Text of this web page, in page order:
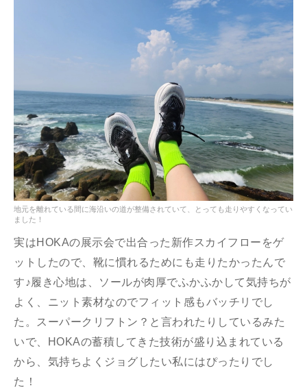
地元を離れている間に海沿いの道が整備されていて、とっても走りやすくなってい
ました！
実はHOKAの展示会で出合った新作スカイフローをゲ
ットしたので、靴に慣れるためにも走りたかったんで
す♪履き心地は、ソールが肉厚でふかふかして気持ちが
よく、ニット素材なのでフィット感もバッチリでし
た。スーパークリフトン？と言われたりしているみた
いで、HOKAの蓄積してきた技術が盛り込まれている
から、気持ちよくジョグしたい私にはぴったりでし
た！